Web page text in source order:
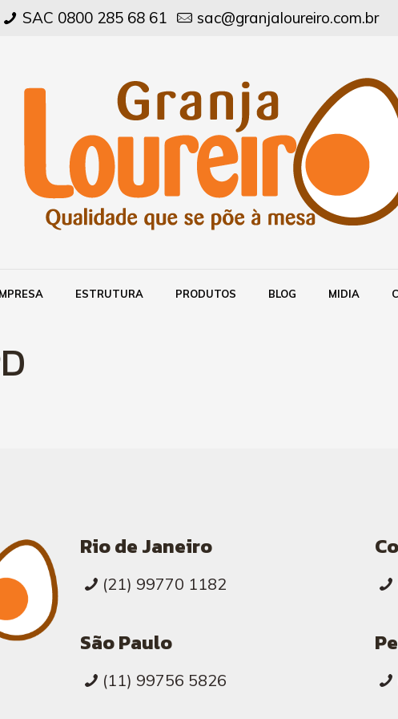
SAC 0800 285 68 61 sac@granjaloureiro.com.br
ESTRUTURA PRODUTOS BLOG MIDIA
Rio de Janeiro
(21) 99770 1182
São Paulo
(11) 99756 5826